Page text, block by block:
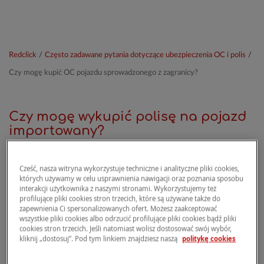
Redclick / Często zadawane pytania dotyczące ubezpieczenia OC i polis /
Czy mogę kupić OC pojazdu sprowadzonego z zagranicy?
Czy mogę wykupić polisę na pojazd
importowany?
Tak, możesz wykupić polisę na pojazd
sprowadzony z zagranicy, o ile pojazd został już
zarejestrowany w Polsce, czyli posiada polski
numer rejestracyjny. Za pomocą kalkulatora
ubezpieczeń Redclick możesz łatwo dokonać
zakupu polisy na taki pojazd.
Cześć, nasza witryna wykorzystuje techniczne i analityczne pliki cookies,
których używamy w celu usprawnienia nawigacji oraz poznania sposobu
interakcji użytkownika z naszymi stronami. Wykorzystujemy też
profilujące pliki cookies stron trzecich, które są używane także do
zapewnienia Ci spersonalizowanych ofert. Możesz zaakceptować
wszystkie pliki cookies albo odrzucić profilujące pliki cookies bądź pliki
cookies stron trzecich. Jeśli natomiast wolisz dostosować swój wybór,
kliknij „dostosuj”. Pod tym linkiem znajdziesz naszą politykę cookies